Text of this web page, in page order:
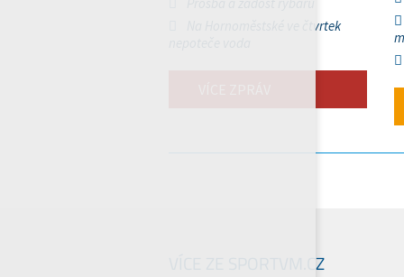
Na Hornoměstské ve čtvrtek
VÍCE ZE SPORTVM.CZ